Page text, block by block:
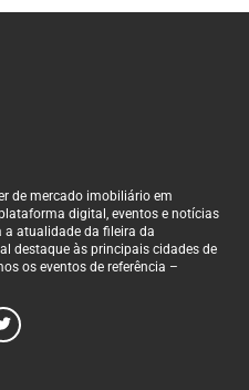
de mercado imobiliário em
digital, eventos e notícias
atualidade da fileira da
destaque às principais cidades de
os eventos de referência –